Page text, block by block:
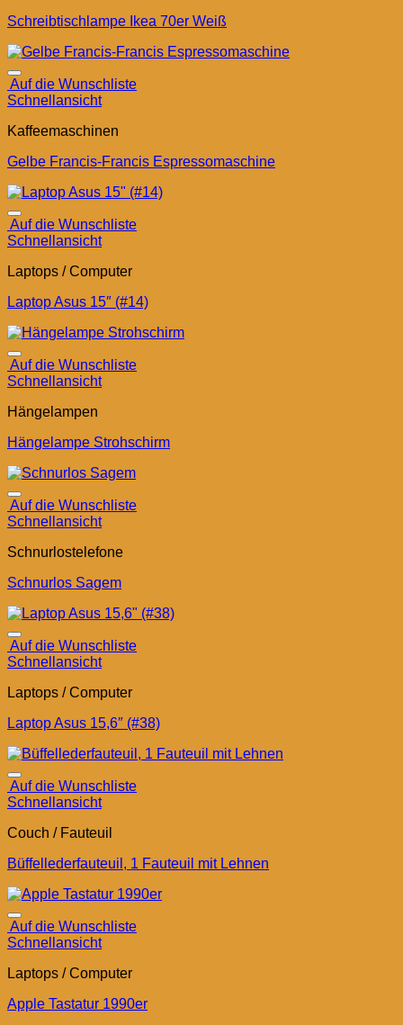
Schreibtischlampe Ikea 70er Weiß
Auf die Wunschliste
Schnellansicht
Kaffeemaschinen
Gelbe Francis-Francis Espressomaschine
Auf die Wunschliste
Schnellansicht
Laptops / Computer
Laptop Asus 15″ (#14)
Auf die Wunschliste
Schnellansicht
Hängelampen
Hängelampe Strohschirm
Auf die Wunschliste
Schnellansicht
Schnurlostelefone
Schnurlos Sagem
Auf die Wunschliste
Schnellansicht
Laptops / Computer
Laptop Asus 15,6″ (#38)
Auf die Wunschliste
Schnellansicht
Couch / Fauteuil
Büffellederfauteuil, 1 Fauteuil mit Lehnen
Auf die Wunschliste
Schnellansicht
Laptops / Computer
Apple Tastatur 1990er